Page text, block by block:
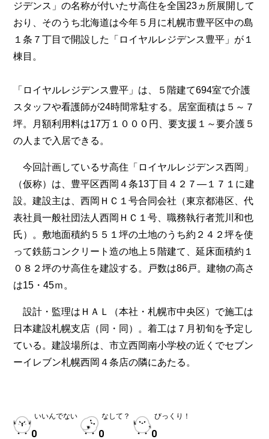
ジデンス」の名称が付いたサ高住を全国23ヵ所展開して
おり、そのうち北海道は今年５月に札幌市豊平区中の島
１条７丁目で開設した「ロイヤルレジデンス豊平」が１
棟目。
「ロイヤルレジデンス豊平」は、５階建て694室で介護
スタッフや看護師が24時間常駐する。居室面積は５～７
坪。月額利用料は17万１０００円、要支援１～要介護５
の人まで入居できる。
今回計画しているサ高住「ロイヤルレジデンス西岡」
（仮称）は、豊平区西岡４条13丁目４２７―１７１に建
設。建設主は、西岡ＨＣ１号合同会社（東京都港区、代
表社員一般社団法人西岡ＨＣ１号、職務執行者荒川和也
氏）。敷地面積約５５１坪の土地のうち約２４２坪を使
って鉄筋コンクリート造の地上５階建て、延床面積約１
０８２坪のサ高住を建設する。戸数は86戸。建物の高さ
は15・45ｍ。
設計・監理はＨＡＬ（本社・札幌市中央区）で施工は
日本建設札幌支店（同・同）。着工は７月初旬を予定し
ている。建設場所は、市立西岡南小学校の近くでセブン
ーイレブン札幌西岡４条店の隣にあたる。
いいんでない
0
なして？
0
びっくり！
0